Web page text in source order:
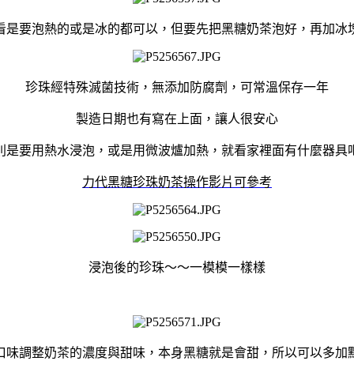
是要泡熱的或是冰的都可以，但要先把黑糖奶茶泡好，再加冰
珍珠經特殊滅菌技術，無添加防腐劑，可常溫保存一年
製造日期也有寫在上面，讓人很安心
是要用熱水浸泡，或是用微波爐加熱，就看家裡面有什麼器具
力代黑糖珍珠奶茶操作影片可參考
浸泡後的珍珠～～一模模一樣樣
味調整奶茶的濃度與甜味，本身黑糖就是會甜，所以可以多加